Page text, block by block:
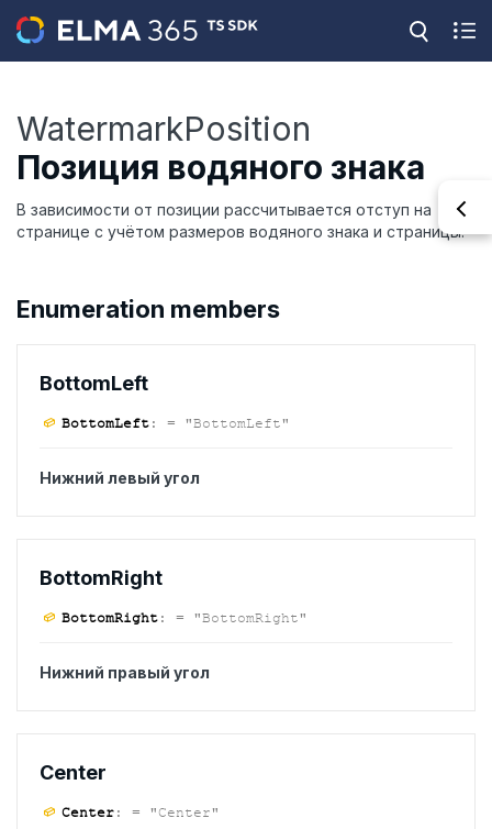
WatermarkPosition
Позиция водяного знака
В зависимости от позиции рассчитывается отступ на
странице с учётом размеров водяного знака и страницы.
Enumeration members
BottomLeft
BottomLeft: = "BottomLeft"
Нижний левый угол
BottomRight
BottomRight: = "BottomRight"
Нижний правый угол
Center
Center: = "Center"